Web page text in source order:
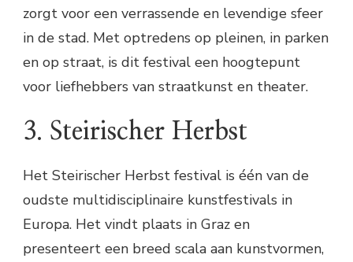
zorgt voor een verrassende en levendige sfeer
in de stad. Met optredens op pleinen, in parken
en op straat, is dit festival een hoogtepunt
voor liefhebbers van straatkunst en theater.
3. Steirischer Herbst
Het Steirischer Herbst festival is één van de
oudste multidisciplinaire kunstfestivals in
Europa. Het vindt plaats in Graz en
presenteert een breed scala aan kunstvormen,